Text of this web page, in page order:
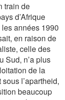
train de
d’Afrique
années 1990
en raison de
celle des
Sud, n’a plus
de la
l’apartheid,
beaucoup